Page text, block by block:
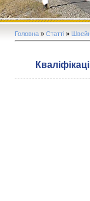
Головна » Статті »